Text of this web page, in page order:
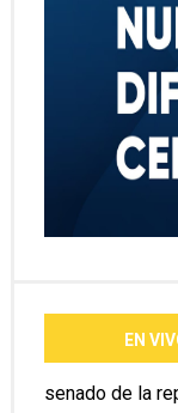
EN
senado de la